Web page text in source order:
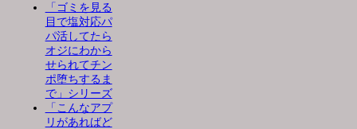
「ゴミを見る
目で塩対応パ
パ活してたら
オジにわから
せられてチン
ポ堕ちするま
で」シリーズ
「こんなアプ
リがあればど